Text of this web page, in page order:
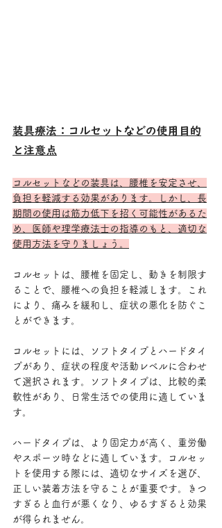
装具療法：コルセットなどの使用目的
と注意点
コルセットなどの装具は、腰椎を安定させ、
負担を軽減する効果があります。しかし、長
期間の使用は筋力低下を招く可能性があるた
め、医師や理学療法士の指導のもと、適切な
使用方法を守りましょう。
コルセットは、腰椎を固定し、動きを制限す
ることで、腰椎への負担を軽減します。これ
により、痛みを緩和し、症状の悪化を防ぐこ
とができます。
コルセットには、ソフトタイプとハードタイ
プがあり、症状の程度や活動レベルに合わせ
て選択されます。ソフトタイプは、比較的柔
軟性があり、日常生活での使用に適していま
す。
ハードタイプは、より固定力が高く、重労働
やスポーツ時などに適しています。コルセッ
トを使用する際には、適切なサイズを選び、
正しい装着方法を守ることが重要です。きつ
すぎると血行が悪くなり、ゆるすぎると効果
が得られません。